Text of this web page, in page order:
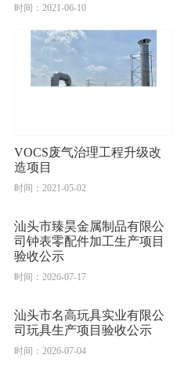
时间：2021-06-10
VOCS废气治理工程升级改
造项目
时间：2021-05-02
汕头市臻昊金属制品有限公
司钟表零配件加工生产项目
验收公示
时间：2026-07-17
汕头市名高玩具实业有限公
司玩具生产项目验收公示
时间：2026-07-04